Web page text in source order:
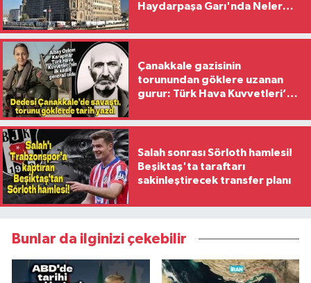
Haydarpaşa Garı'nda Neler
Çanakkale gazisinin
torunundan göklere uzanan
gurur: Türk Hava Kuvvetleri’nin
Salah sonrası Sörloth hamlesi!
Beşiktaş'ta taraftarı
sakinleştirecek transfer planı
Bunlar da ilginizi çekebilir